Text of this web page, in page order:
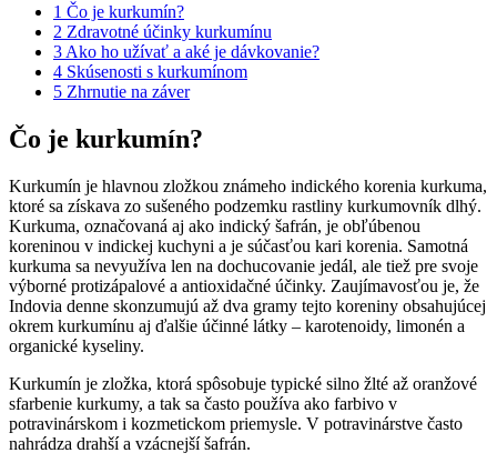
1 Čo je kurkumín?
2 Zdravotné účinky kurkumínu
3 Ako ho užívať a aké je dávkovanie?
4 Skúsenosti s kurkumínom
5 Zhrnutie na záver
Čo je kurkumín?
Kurkumín je hlavnou zložkou známeho indického korenia kurkuma,
ktoré sa získava zo sušeného podzemku rastliny kurkumovník dlhý.
Kurkuma, označovaná aj ako indický šafrán, je obľúbenou
koreninou v indickej kuchyni a je súčasťou kari korenia. Samotná
kurkuma sa nevyužíva len na dochucovanie jedál, ale tiež pre svoje
výborné protizápalové a antioxidačné účinky. Zaujímavosťou je, že
Indovia denne skonzumujú až dva gramy tejto koreniny obsahujúcej
okrem kurkumínu aj ďalšie účinné látky – karotenoidy, limonén a
organické kyseliny.
Kurkumín je zložka, ktorá spôsobuje typické silno žlté až oranžové
sfarbenie kurkumy, a tak sa často používa ako farbivo v
potravinárskom i kozmetickom priemysle. V potravinárstve často
nahrádza drahší a vzácnejší šafrán.